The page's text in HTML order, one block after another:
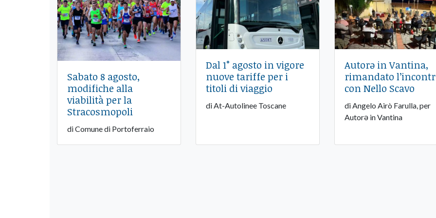
Sabato 8 agosto,
modifiche alla
viabilità per la
Stracosmopoli
di Comune di Portoferraio
Dal 1° agosto in vigore
nuove tariffe per i
titoli di viaggio
di At-Autolinee Toscane
Autorə in Vantina,
rimandato
con Nello Scavo
di Angelo Airò Farulla, per
Autorə in Vantina